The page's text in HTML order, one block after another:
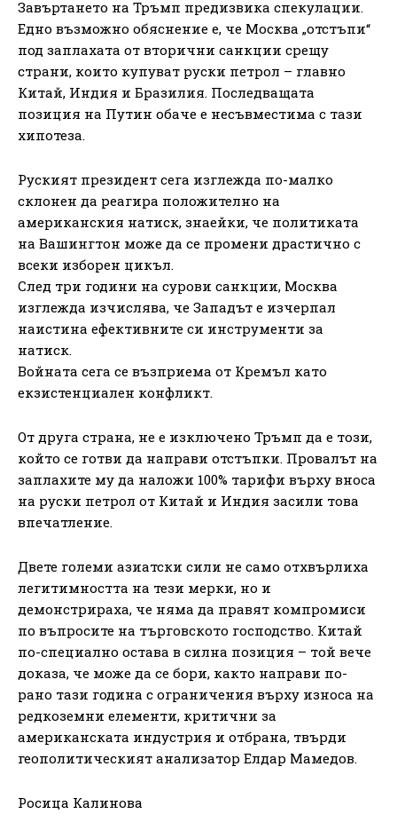
Завъртането на Тръмп предизвика спекулации.
Едно възможно обяснение е, че Москва „отстъпи“
под заплахата от вторични санкции срещу
страни, които купуват руски петрол – главно
Китай, Индия и Бразилия. Последващата
позиция на Путин обаче е несъвместима с тази
хипотеза.
Руският президент сега изглежда по-малко
склонен да реагира положително на
американския натиск, знаейки, че политиката
на Вашингтон може да се промени драстично с
всеки изборен цикъл.
След три години на сурови санкции, Москва
изглежда изчислява, че Западът е изчерпал
наистина ефективните си инструменти за
натиск.
Войната сега се възприема от Кремъл като
екзистенциален конфликт.
От друга страна, не е изключено Тръмп да е този,
който се готви да направи отстъпки. Провалът на
заплахите му да наложи 100% тарифи върху вноса
на руски петрол от Китай и Индия засили това
впечатление.
Двете големи азиатски сили не само отхвърлиха
легитимността на тези мерки, но и
демонстрираха, че няма да правят компромиси
по въпросите на търговското господство. Китай
по-специално остава в силна позиция – той вече
доказа, че може да се бори, както направи по-
рано тази година с ограничения върху износа на
редкоземни елементи, критични за
американската индустрия и отбрана, твърди
геополитическият анализатор Елдар Мамедов.
Росица Калинова